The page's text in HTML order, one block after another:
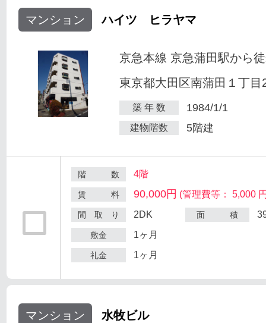
マンション ハイツ ヒラヤマ
京急本線 京急蒲田駅から
東京都大田区南蒲田１丁目
築 年 数 1984/1/1
建物階数 5階建
階 数 4階
賃 料 90,000円 (管理費等： 5,000
間 取 り 2DK 面 積
敷金 1ヶ月
礼金 1ヶ月
マンション 水牧ビル